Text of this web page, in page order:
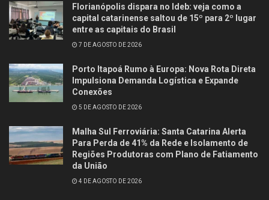
Florianópolis dispara no Ideb: veja como a
capital catarinense saltou de 15º para 2º lugar
entre as capitais do Brasil
7 DE AGOSTO DE 2026
Porto Itapoá Rumo à Europa: Nova Rota Direta
Impulsiona Demanda Logística e Expande
Conexões
5 DE AGOSTO DE 2026
Malha Sul Ferroviária: Santa Catarina Alerta
Para Perda de 41% da Rede e Isolamento de
Regiões Produtoras com Plano de Fatiamento
da União
4 DE AGOSTO DE 2026